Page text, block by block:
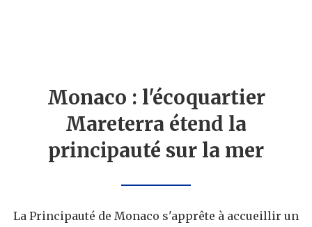
Monaco : l'écoquartier
Mareterra étend la
principauté sur la mer
La Principauté de Monaco s'apprête à accueillir un